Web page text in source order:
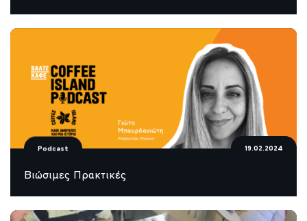
Podcast 19.02.2024
Βιώσιμες Πρακτικές